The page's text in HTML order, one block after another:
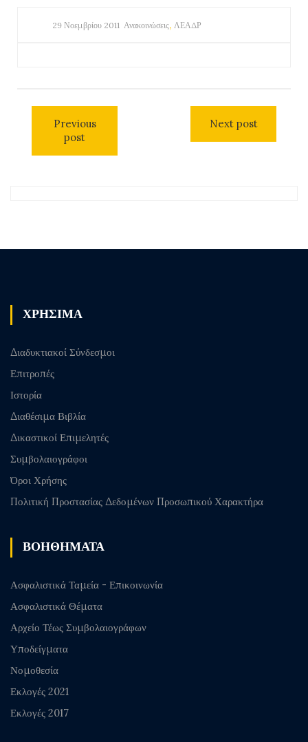
29 Νοεμβρίου 2011 Ανακοινώσεις, ΛΕΑΔΡ
Previous
post
Next post
ΧΡΗΣΙΜΑ
Διαδυκτιακοί Σύνδεσμοι
Επιτροπές
Ιστορία
Διαθέσιμα Βιβλία
Δικαστικοί Επιμελητές
Συμβολαιογράφοι
Όροι Χρήσης
Πολιτική Προστασίας Δεδομένων Προσωπικού Χαρακτήρα
ΒΟΗΘΗΜΑΤΑ
Ασφαλιστικά Ταμεία - Επικοινωνία
Ασφαλιστικά Θέματα
Αρχείο Τέως Συμβολαιογράφων
Υποδείγματα
Νομοθεσία
Εκλογές 2021
Εκλογές 2017